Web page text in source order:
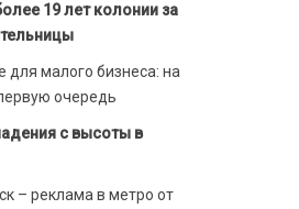
19 лет колонии за
малого бизнеса: на
очередь
с высоты в
– реклама в метро от